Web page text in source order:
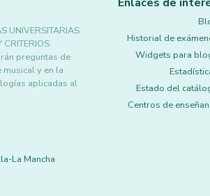
UNIVERSITARIAS
preguntas de
y en la
aplicadas al
La Mancha
Historial de
Widgets para
Estado del
Centros de